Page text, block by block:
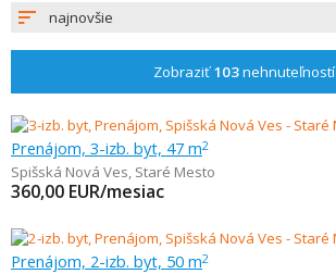
najnovšie
Zobraziť103nehnuteľností
Prenájom, 3-izb. byt, 47 m2
Spišská Nová Ves, Staré Mesto
360,00 EUR/mesiac
Prenájom, 2-izb. byt, 50 m2